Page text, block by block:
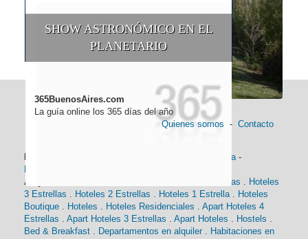
SHOW ASTRONÓMICO EN EL
PLANETARIO
365BuenosAires.com
La guía online los 365 días del año
Quienes somos - Contacto
Historia-
Alojamiento:
Hoteles 4 Estrellas . Hoteles
3 Estrellas . Hoteles 2 Estrellas . Hoteles 1 Estrella. Hoteles
Boutique . Hoteles . Hoteles Residenciales . Apart Hoteles 4
Estrellas . Apart Hoteles 3 Estrellas . Apart Hoteles . Hostels .
Bed & Breakfast . Departamentos en alquiler . Habitaciones en